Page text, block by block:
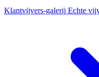
Klantvijvers-galerij Echte